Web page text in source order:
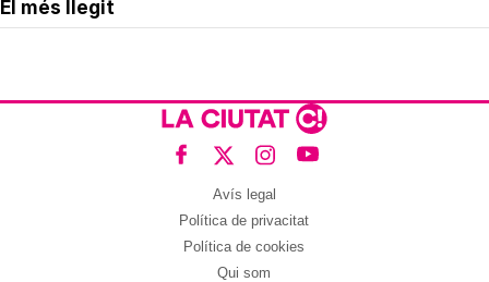
El més llegit
Avís legal
Política de privacitat
Política de cookies
Qui som